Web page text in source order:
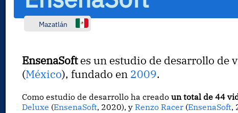
Mazatlán
EnsenaSoftes un estudio de desarrollo de
(México), fundado en 2009.
Como estudio de desarrollo ha creadoun total de 44
Deluxe (EnsenaSoft, 2020), yRenzo Racer (EnsenaSoft,